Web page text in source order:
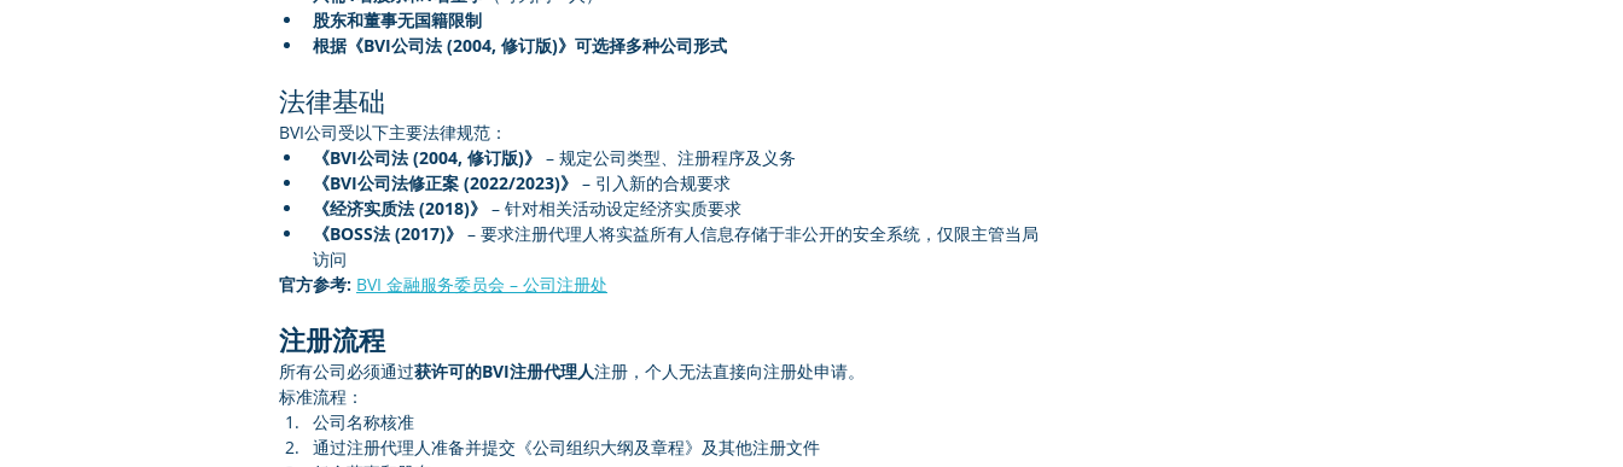
股东和董事无国籍限制
根据《BVI公司法 (2004, 修订版)》可选择多种公司形式
法律基础
BVI公司受以下主要法律规范：
《BVI公司法 (2004, 修订版)》 – 规定公司类型、注册程序及义务
《BVI公司法修正案 (2022/2023)》 – 引入新的合规要求
《经济实质法 (2018)》 – 针对相关活动设定经济实质要求
《BOSS法 (2017)》 – 要求注册代理人将实益所有人信息存储于非公开的安全系统，仅限主管当局
访问
官方参考: BVI 金融服务委员会 – 公司注册处
注册流程
所有公司必须通过获许可的BVI注册代理人注册，个人无法直接向注册处申请。
标准流程：
公司名称核准
通过注册代理人准备并提交《公司组织大纲及章程》及其他注册文件